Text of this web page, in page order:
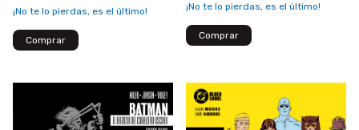
¡No te lo pierdas, es el último! ¡No te lo pierdas, es el último!